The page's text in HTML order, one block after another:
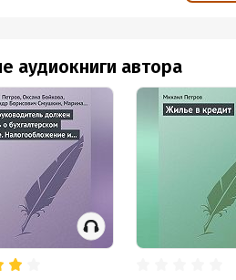
аудиокниги автора